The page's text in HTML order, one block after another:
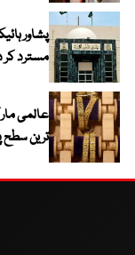
پشاور
مسترد کر
ترین سطح